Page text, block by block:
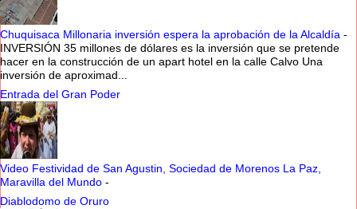
Chuquisaca Millonaria inversión espera la aprobación de la Alcaldía -
INVERSIÓN 35 millones de dólares es la inversión que se pretende
hacer en la construcción de un apart hotel en la calle Calvo Una
inversión de aproximad...
Entrada del Gran Poder
Video Festividad de San Agustin, Sociedad de Morenos La Paz,
Maravilla del Mundo -
Diablodomo de Oruro